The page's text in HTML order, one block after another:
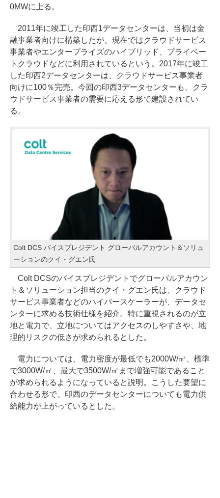
0MWに上る。
2011年に竣工した印西1データセンターは、当初は金
融事業者向けに構築したが、現在ではクラウドサービス
事業者やエンタープライズのハイブリッド、プライベー
トクラウドなどに利用されているという。2017年に竣工
した印西2データセンターは、クラウドサービス事業者
向けに100％完売。今回の印西3データセンターも、クラ
ウドサービス事業者の需要に応える形で建設されてい
る。
Colt DCS バイスプレジデント グローバルアカウント＆ソリュ
ーションのクイ・グエン氏
Colt DCSのバイスプレジデントでグローバルアカウン
ト＆ソリューション担当のクイ・グエン氏は、クラウド
サービス事業者などのハイパースケーラーが、データセ
ンターに求める技術仕様を紹介。特に重視されるのが立
地と電力で、立地についてはアクセスのしやすさや、地
理的リスクの低さが求められるとした。
電力については、電力密度が最低でも2000W/㎡、標準
で3000W/㎡、最大で3500W/㎡まで増強可能であること
が求められるようになっていると説明。こうした要望に
合わせる形で、印西のデータセンターについても電力供
給能力が上がっているとした。